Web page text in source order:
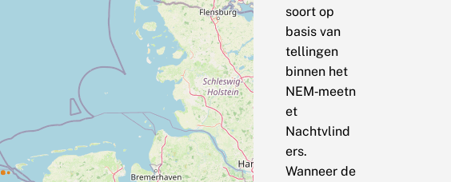
soort op
basis van
tellingen
binnen het
NEM‑meetn
et
Nachtvlind
ers.
Wanneer de